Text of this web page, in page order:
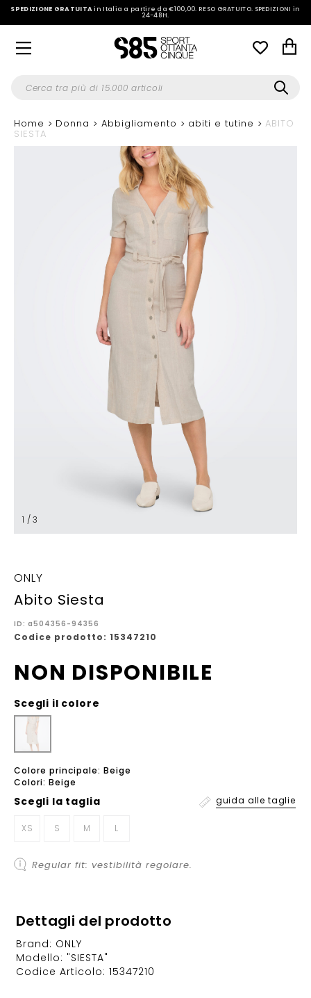
SPEDIZIONE GRATUITAin Italia a partire da €100,00.RESO GRATUITO. SPEDIZIONI in
24-48H.
Home Donna Abbigliamento abiti e tutine ABITO
SIESTA
1 / 3
ONLY
Abito Siesta
ID: a504356-94356
Codice prodotto: 15347210
NON DISPONIBILE
Scegli il colore
Colore principale: Beige
Colori: Beige
Scegli la taglia guida alle taglie
XS S M L
Regular fit: vestibilità regolare.
Dettagli del prodotto
Brand: ONLY
Modello: "SIESTA"
Codice Articolo: 15347210